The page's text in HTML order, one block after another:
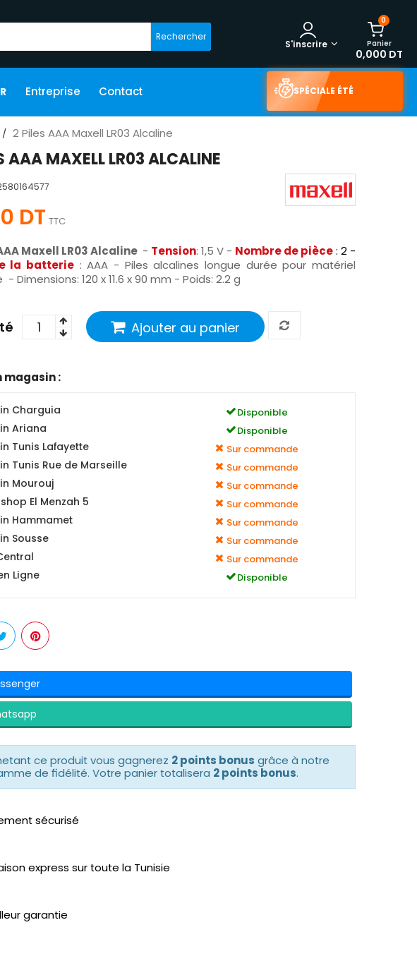
Rechercher
0
Panier
0,000 DT
S'inscrire
Entreprise Contact SPÉCIALE ÉTÉ
2 Piles AAA Maxell LR03 Alcaline
AAA MAXELL LR03 ALCALINE
DT TTC
Maxell LR03 Alcaline - Tension: 1,5 V - Nombre de pièce: 2 -
la batterie : AAA - Piles alcalines longue durée pour matériel
Dimensions: 120 x 11.6 x 90 mm - Poids: 2.2 g
Ajouter au panier
magasin :
Charguia Disponible
Ariana Disponible
Tunis Lafayette Sur commande
Tunis Rue de Marseille Sur commande
Mourouj Sur commande
El Menzah 5 Sur commande
Hammamet Sur commande
Sousse Sur commande
Sur commande
Ligne Disponible
ce produit vous gagnerez 2 points bonus grâce à notre
de fidélité. Votre panier totalisera 2 points bonus.
sécurisé
express sur toute la Tunisie
garantie